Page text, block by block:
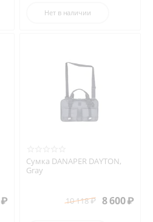
Нет в наличии
₽
Сумка DANAPER DAYTON,
Gray
10 118₽ 8 600₽